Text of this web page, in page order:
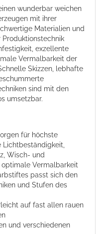
wunderbar weichen
mit ihrer
Materialien und
exzellente
Vermalbarkeit der
Skizzen, lebhafte
sind mit den
umsetzbar.
für höchste
Lichtbeständigkeit,
Wisch- und
Vermalbarkeit
passt sich den
und Stufen des
auf fast allen rauen
und verschiedenen